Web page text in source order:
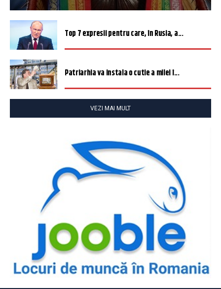
Top 7 expresii pentru care, în Rusia, a...
Patriarhia va instala o cutie a milei î...
VEZI MAI MULT